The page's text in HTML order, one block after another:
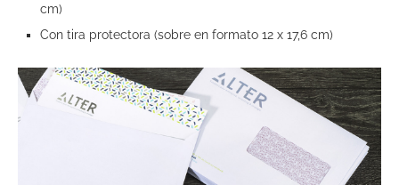
cm)
Con tira protectora (sobre en formato 12 x 17,6 cm)